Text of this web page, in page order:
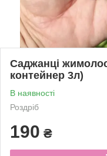
Саджанці
контейнер 3л)
В наявності
Роздріб
190 ₴